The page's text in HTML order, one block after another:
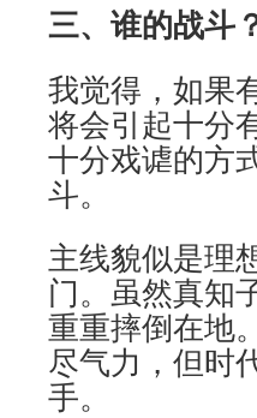
三、谁的战斗
我觉得，如果
将会引起十分
十分戏谑的方
斗。
主线貌似是理
门。虽然真知
重重摔倒在地
尽气力，但时
手。